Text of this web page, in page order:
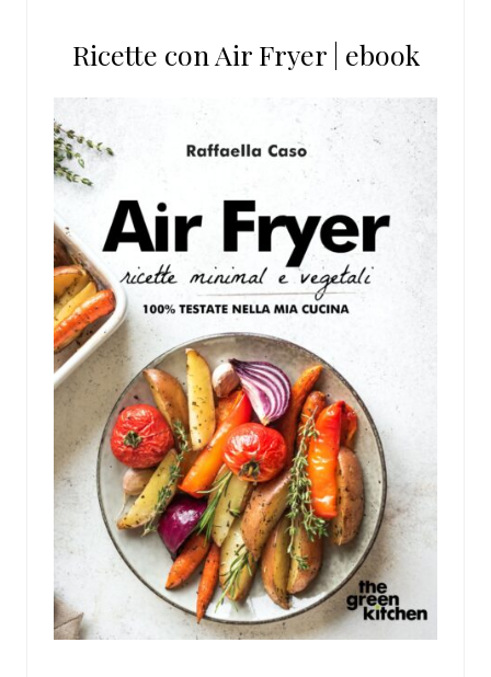
Ricette con Air Fryer | ebook